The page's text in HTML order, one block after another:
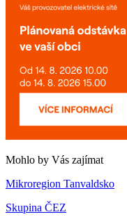
Mohlo by Vás zajímat
Mikroregion Tanvaldsko
Skupina ČEZ